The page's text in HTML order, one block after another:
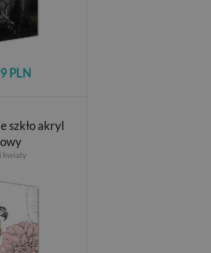
PLN
szkło akryl
kwiaty